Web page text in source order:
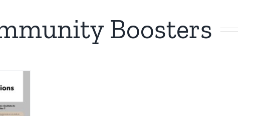
Boosters